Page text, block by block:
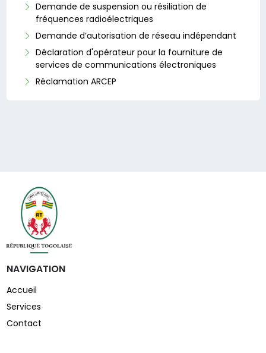
Demande de suspension ou résiliation de
fréquences radioélectriques
Demande d’autorisation de réseau indépendant
Déclaration d'opérateur pour la fourniture de
services de communications électroniques
Réclamation ARCEP
NAVIGATION
Accueil
Services
Contact